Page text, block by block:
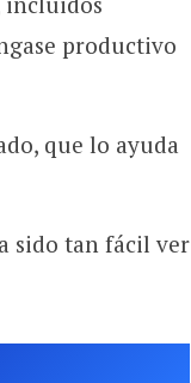
productivo
que lo ayuda
sido tan fácil ver